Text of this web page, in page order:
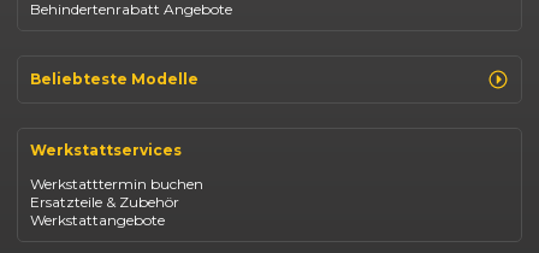
Behindertenrabatt Angebote
Beliebteste Modelle
Opel Corsa
Fiat 500
Dacia Duster
Dacia Sandero
Jeep Compass
Werkstattservices
Werkstatttermin buchen
Ersatzteile & Zubehör
Werkstattangebote